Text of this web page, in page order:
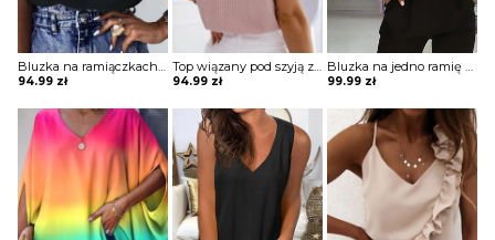
94.99 zł
Top wiązany pod szyją z falbankami przy rękawach
94.99 zł 99.99 zł